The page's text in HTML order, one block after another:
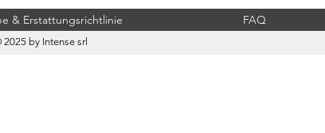
& Erstattungsrichtlinie FAQ
2025 by Intense srl